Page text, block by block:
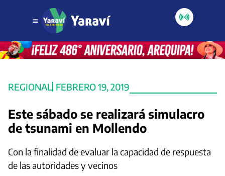
REGIONAL FEBRERO 19, 2019
Este sábado se realizará simulacro
de tsunami en Mollendo
Con la finalidad de evaluar la capacidad de respuesta
de las autoridades y vecinos